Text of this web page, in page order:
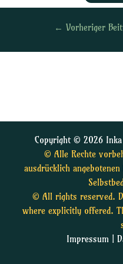
← Vorheriger
Copyright © 2026
© Alle Rechte
ausdrücklich
© All rights reserved.
where explicitly offered.
Impressum|